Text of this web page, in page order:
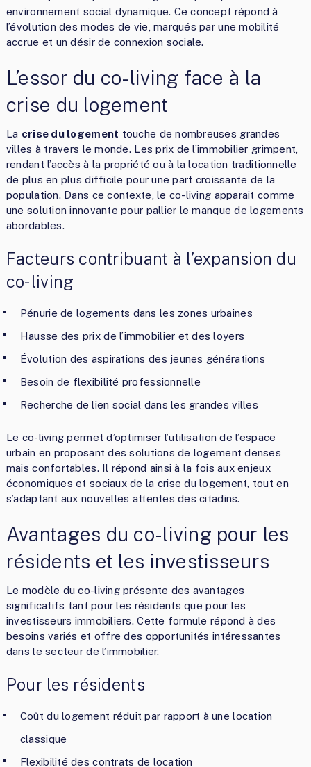
environnement social dynamique. Ce concept répond à
l’évolution des modes de vie, marqués par une mobilité
accrue et un désir de connexion sociale.
L’essor du co-living face à la
crise du logement
La crise du logement touche de nombreuses grandes
villes à travers le monde. Les prix de l’immobilier grimpent,
rendant l’accès à la propriété ou à la location traditionnelle
de plus en plus difficile pour une part croissante de la
population. Dans ce contexte, le co-living apparaît comme
une solution innovante pour pallier le manque de logements
abordables.
Facteurs contribuant à l’expansion du
co-living
Pénurie de logements dans les zones urbaines
Hausse des prix de l’immobilier et des loyers
Évolution des aspirations des jeunes générations
Besoin de flexibilité professionnelle
Recherche de lien social dans les grandes villes
Le co-living permet d’optimiser l’utilisation de l’espace
urbain en proposant des solutions de logement denses
mais confortables. Il répond ainsi à la fois aux enjeux
économiques et sociaux de la crise du logement, tout en
s’adaptant aux nouvelles attentes des citadins.
Avantages du co-living pour les
résidents et les investisseurs
Le modèle du co-living présente des avantages
significatifs tant pour les résidents que pour les
investisseurs immobiliers. Cette formule répond à des
besoins variés et offre des opportunités intéressantes
dans le secteur de l’immobilier.
Pour les résidents
Coût du logement réduit par rapport à une location
classique
Flexibilité des contrats de location